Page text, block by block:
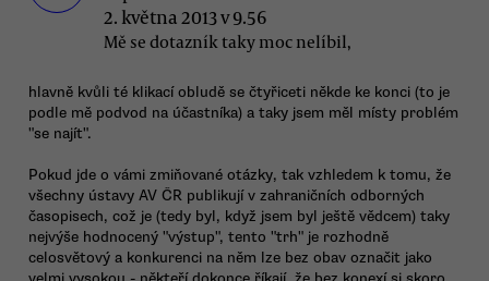
2. května 2013 v 9.56
Mě se dotazník taky moc nelíbil,
hlavně kvůli té klikací obludě se čtyřiceti někde ke konci (to je
podle mě podvod na účastníka) a taky jsem měl místy problém
"se najít".
Pokud jde o vámi zmiňované otázky, tak vzhledem k tomu, že
všechny ústavy AV ČR publikují v zahraničních odborných
časopisech, což je (tedy byl, když jsem byl ještě vědcem) taky
nejvýše hodnocený "výstup", tento "trh" je rozhodně
celosvětový a konkurenci na něm lze bez obav označit jako